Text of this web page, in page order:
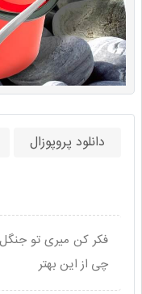
دانلود پروپوزال
فکر کن میری تو
چی از این بهتر